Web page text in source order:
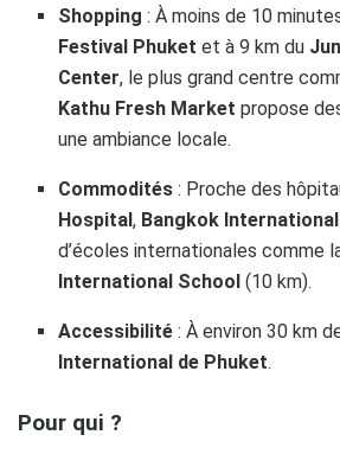
Shopping : À moins de 10
Festival Phuket et à 9 km du
Center, le plus grand centre
Kathu Fresh Market propose
une ambiance locale.
Commodités : Proche des
Hospital, Bangkok
d’écoles internationales comme
International School (10 km).
Accessibilité : À environ 30 km
International de Phuket.
Pour qui ?